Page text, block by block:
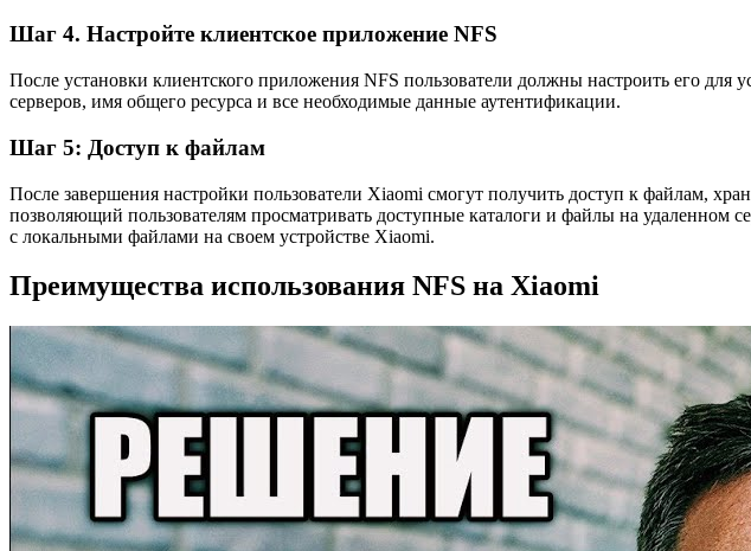
Шаг 4. Настройте клиентское приложение NFS
После установки клиентского приложения NFS пользователи должны настроить его для
серверов, имя общего ресурса и все необходимые данные аутентификации.
Шаг 5: Доступ к файлам
После завершения настройки пользователи Xiaomi смогут получить доступ к файлам,
позволяющий пользователям просматривать доступные каталоги и файлы на удаленном
с локальными файлами на своем устройстве Xiaomi.
Преимущества использования NFS на Xiaomi